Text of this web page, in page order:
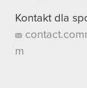
Kontakt dla
m